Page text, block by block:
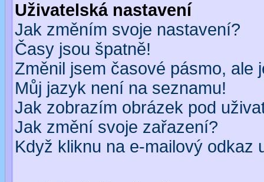
Uživatelská nastavení
Jak změním svoje nastavení?
Časy jsou špatně!
Změnil jsem časové pásmo, ale
Můj jazyk není na seznamu!
Jak zobrazím obrázek pod
Jak změní svoje zařazení?
Když kliknu na e-mailový odkaz